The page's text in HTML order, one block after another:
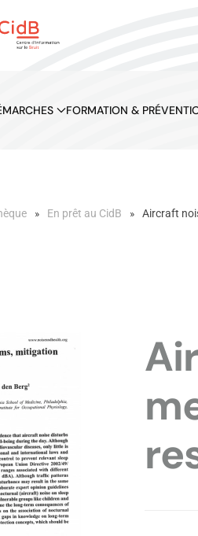
FORMATION &
En prêt au CidB Aircraft